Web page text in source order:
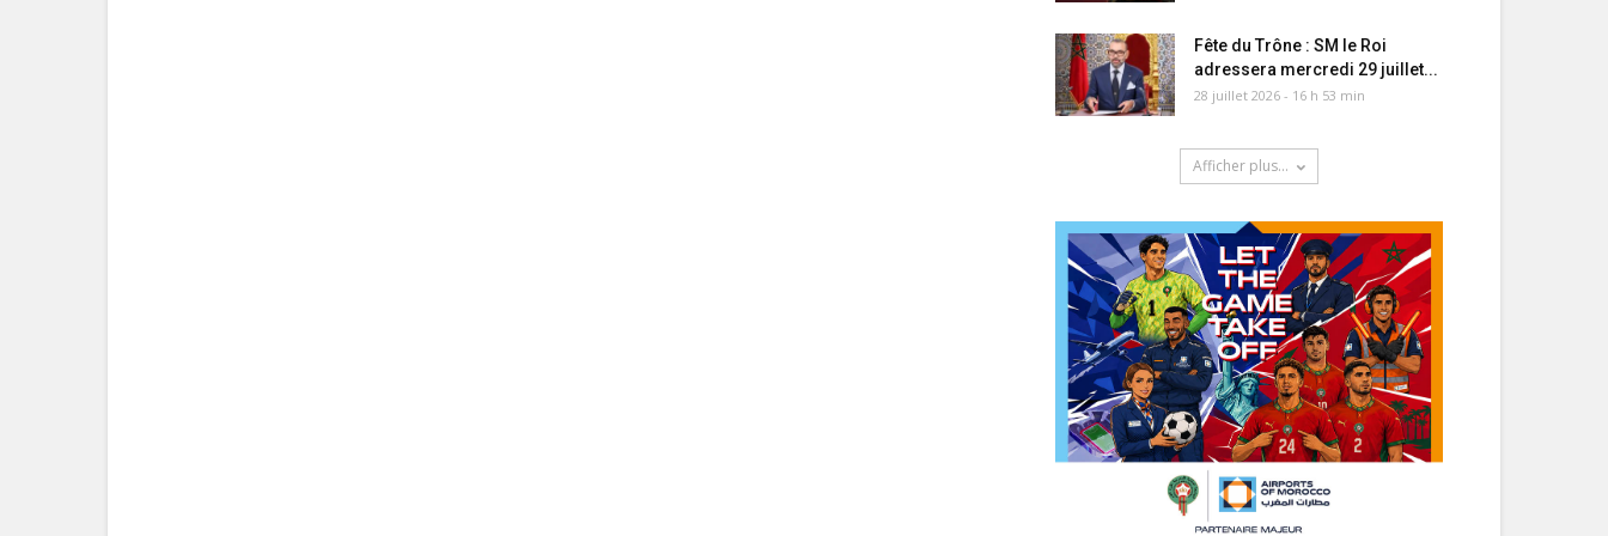
Fête du Trône : SM le Roi
adressera mercredi 29 juillet...
28 juillet 2026 - 16 h 53 min
Afficher plus...